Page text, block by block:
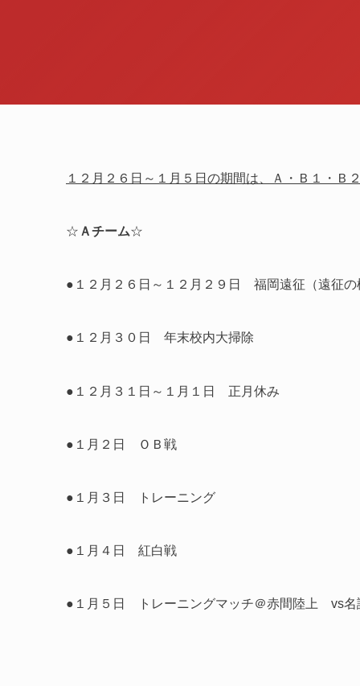
１２月２６日～１月５日の期間は、Ａ・Ｂ１・Ｂ
☆ Ａチーム☆
●１２月２６日～１２月２９日 福岡遠征（遠征の
●１２月３０日 年末校内大掃除
●１２月３１日～１月１日 正月休み
●１月２日 ＯＢ戦
●１月３日 トレーニング
●１月４日 紅白戦
●１月５日 トレーニングマッチ＠赤間陸上 vs名